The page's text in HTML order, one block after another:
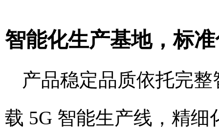
智能化生产基地，标
产品稳定品质依托完
载 5G 智能生产线，精